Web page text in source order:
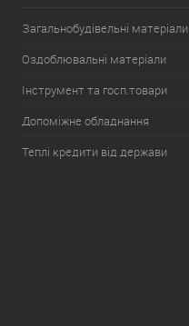
Загальнобудівельні матеріали
Оздоблювальні матеріали
Інструмент та госп.товари
Допоміжне обладнання
Теплі кредити від держави